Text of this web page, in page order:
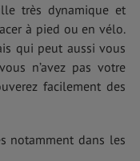
très dynamique et
à pied ou en vélo.
qui peut aussi vous
n’avez pas votre
facilement des
notamment dans les